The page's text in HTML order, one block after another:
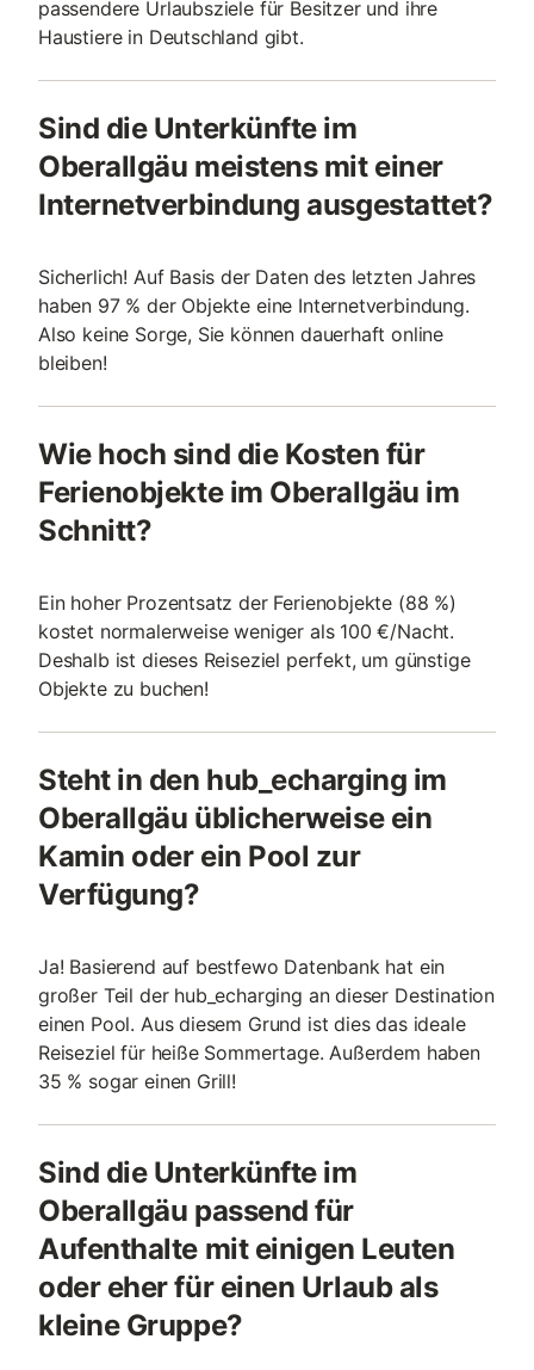
passendere Urlaubsziele für Besitzer und ihre
Haustiere in Deutschland gibt.
Sind die Unterkünfte im
Oberallgäu meistens mit einer
Internetverbindung ausgestattet?
Sicherlich! Auf Basis der Daten des letzten Jahres
haben 97 % der Objekte eine Internetverbindung.
Also keine Sorge, Sie können dauerhaft online
bleiben!
Wie hoch sind die Kosten für
Ferienobjekte im Oberallgäu im
Schnitt?
Ein hoher Prozentsatz der Ferienobjekte (88 %)
kostet normalerweise weniger als 100 €/Nacht.
Deshalb ist dieses Reiseziel perfekt, um günstige
Objekte zu buchen!
Steht in den hub_echarging im
Oberallgäu üblicherweise ein
Kamin oder ein Pool zur
Verfügung?
Ja! Basierend auf bestfewo Datenbank hat ein
großer Teil der hub_echarging an dieser Destination
einen Pool. Aus diesem Grund ist dies das ideale
Reiseziel für heiße Sommertage. Außerdem haben
35 % sogar einen Grill!
Sind die Unterkünfte im
Oberallgäu passend für
Aufenthalte mit einigen Leuten
oder eher für einen Urlaub als
kleine Gruppe?